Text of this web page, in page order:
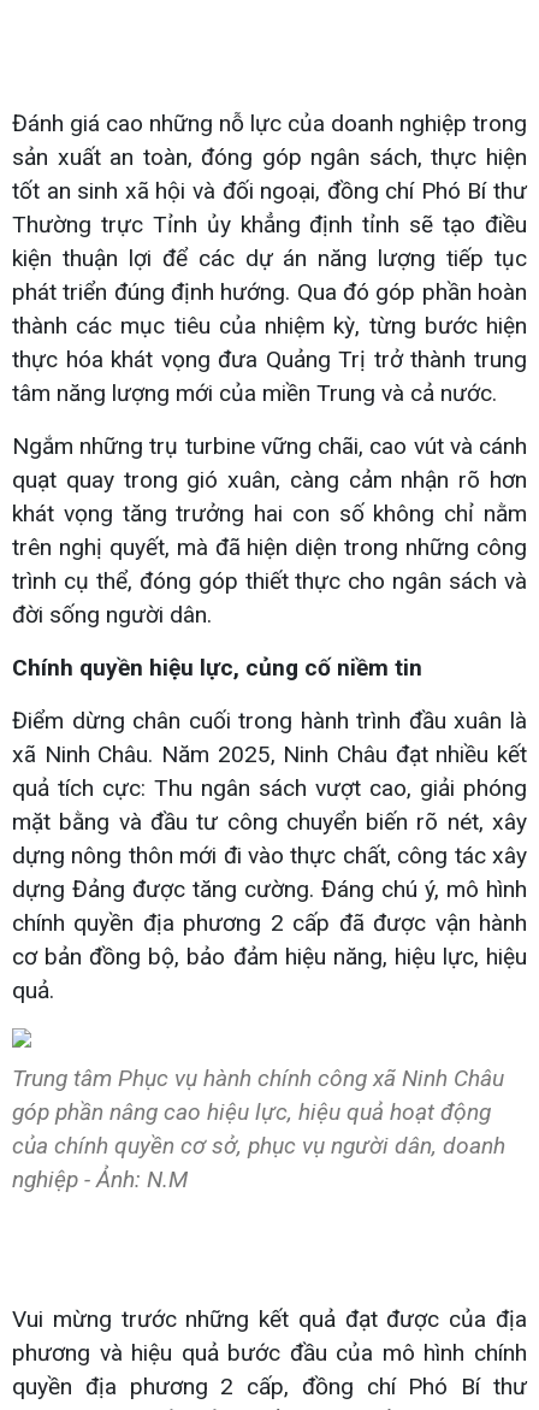
Đánh giá cao những nỗ lực của doanh nghiệp trong
sản xuất an toàn, đóng góp ngân sách, thực hiện
tốt an sinh xã hội và đối ngoại, đồng chí Phó Bí thư
Thường trực Tỉnh ủy khẳng định tỉnh sẽ tạo điều
kiện thuận lợi để các dự án năng lượng tiếp tục
phát triển đúng định hướng. Qua đó góp phần hoàn
thành các mục tiêu của nhiệm kỳ, từng bước hiện
thực hóa khát vọng đưa Quảng Trị trở thành trung
tâm năng lượng mới của miền Trung và cả nước.
Ngắm những trụ turbine vững chãi, cao vút và cánh
quạt quay trong gió xuân, càng cảm nhận rõ hơn
khát vọng tăng trưởng hai con số không chỉ nằm
trên nghị quyết, mà đã hiện diện trong những công
trình cụ thể, đóng góp thiết thực cho ngân sách và
đời sống người dân.
Chính quyền hiệu lực, củng cố niềm tin
Điểm dừng chân cuối trong hành trình đầu xuân là
xã Ninh Châu. Năm 2025, Ninh Châu đạt nhiều kết
quả tích cực: Thu ngân sách vượt cao, giải phóng
mặt bằng và đầu tư công chuyển biến rõ nét, xây
dựng nông thôn mới đi vào thực chất, công tác xây
dựng Đảng được tăng cường. Đáng chú ý, mô hình
chính quyền địa phương 2 cấp đã được vận hành
cơ bản đồng bộ, bảo đảm hiệu năng, hiệu lực, hiệu
quả.
Trung tâm Phục vụ hành chính công xã Ninh Châu
góp phần nâng cao hiệu lực, hiệu quả hoạt động
của chính quyền cơ sở, phục vụ người dân, doanh
nghiệp - Ảnh: N.M
Vui mừng trước những kết quả đạt được của địa
phương và hiệu quả bước đầu của mô hình chính
quyền địa phương 2 cấp, đồng chí Phó Bí thư